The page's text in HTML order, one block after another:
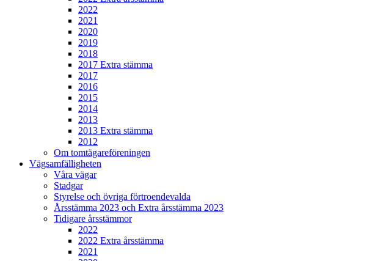
2022
2021
2020
2019
2018
2017 Extra stämma
2017
2016
2015
2014
2013
2013 Extra stämma
2012
Om tomtägareföreningen
Vägsamfälligheten
Våra vägar
Stadgar
Styrelse och övriga förtroendevalda
Årsstämma 2023 och Extra årsstämma 2023
Tidigare årsstämmor
2022
2022 Extra årsstämma
2021